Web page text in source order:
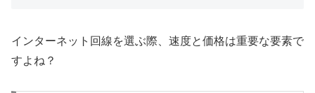
インターネット回線を選ぶ際、速度と価格は重要な要素で
すよね？